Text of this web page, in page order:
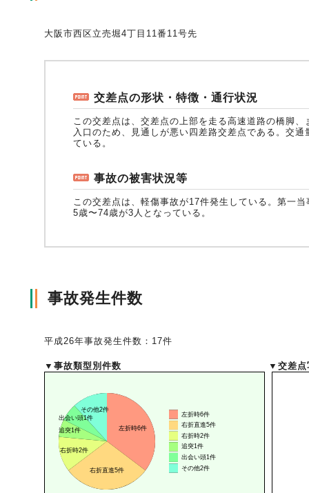
自賠責保険
傷害保険
医療・介護保険
風水雪災等による損害を補償する損害保険
ペット保険
協会の活動・概要トップ
業務・財務等に関する資料
規範、方針、指針・基準、ガイドライン等
採用情報
損害保険お役立ち情報
会員会社情報
損害保険会社の概況
各社の商品について
お客様の声を受けた取り組み
保険金の支払状況（第三分野）
試験・研修トップ
損害保険代理店について
「損害保険登録鑑定人」認定試験
アジャスター試験
交通事故医療研究助成
統計・刊行物・報告書
統計・刊行物・報告書トップ
刊行物・報告書
お知らせトップ
最新情報
会員各社ニュースリリース
協会からのお知らせ
相談・通報等窓口
相談・通報等窓口トップ
自然災害損保契約のご照会
他の紛争解決機関等
English
大阪市西区立売堀4丁目11番11号先
交差点の形状・特徴・通行状況
この交差点は、交差点の上部を走る高速道路の橋脚
入口のため、見通しが悪い四差路交差点である。交
ている。
事故の被害状況等
この交差点は、軽傷事故が17件発生している。第一
5歳〜74歳が3人となっている。
事故発生件数
平成26年事故発生件数：17件
▼事故類型別件数 ▼交差点